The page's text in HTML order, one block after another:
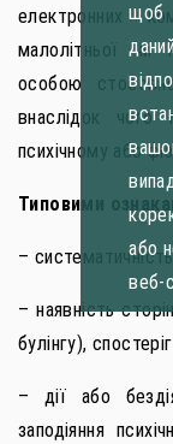
електронних
малолітньої чи
особою
внаслідок
психічному або
Типовими
–
– наявність
булінгу),
– дії або
заподіяння
щоб
або
веб-